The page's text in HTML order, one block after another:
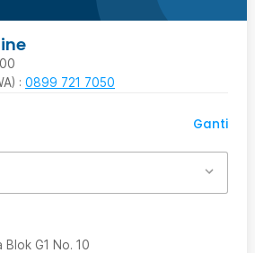
: 0899 721 7050
Ganti
Blok G1 No. 10